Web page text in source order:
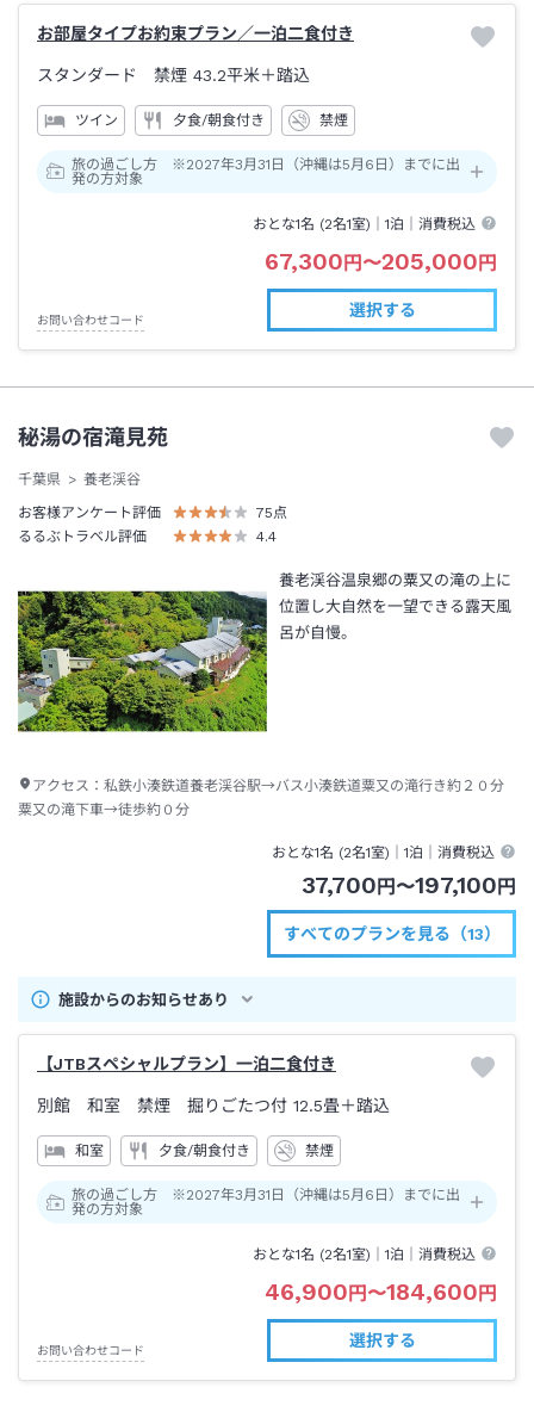
お部屋タイプお約束プラン／一泊二食付き
スタンダード 禁煙 43.2平米＋踏込
ツイン 夕食/朝食付き 禁煙
旅の過ごし方 ※2027年3月31日（沖縄は5月6日）までに出
発の方対象
おとな1名 (2名1室)｜1泊 ｜消費税込
67,300円〜205,000円
お問い合わせコード
選択する
秘湯の宿滝見苑
千葉県
養老渓谷
お客様アンケート評価
75点
るるぶトラベル評価
4.4
養老渓谷温泉郷の粟又の滝の上に
位置し大自然を一望できる露天風
呂が自慢。
アクセス： 私鉄小湊鉄道養老渓谷駅→バス小湊鉄道粟又の滝行き約２０分
粟又の滝下車→徒歩約０分
おとな1名 (2名1室)｜1泊 ｜消費税込
37,700円〜197,100円
すべてのプランを見る（13）
施設からのお知らせあり
【JTBスペシャルプラン】一泊二食付き
別館 和室 禁煙 掘りごたつ付 12.5畳＋踏込
和室 夕食/朝食付き 禁煙
旅の過ごし方 ※2027年3月31日（沖縄は5月6日）までに出
発の方対象
おとな1名 (2名1室)｜1泊 ｜消費税込
46,900円〜184,600円
お問い合わせコード
選択する